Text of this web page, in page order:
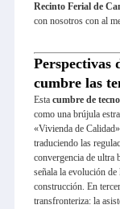
Recinto Ferial de
con nosotros con al
Perspectivas
cumbre las
Esta cumbre de
como una brújula
«Vivienda de
traduciendo las
convergencia de ultra
señala la evolución de
construcción. En
transfronteriza: la